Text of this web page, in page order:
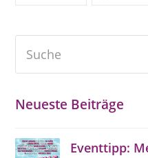
Neueste Beiträge
Eventtipp: